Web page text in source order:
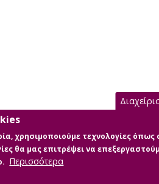
χρησιμοποιούμε τεχνολογίες
θα μας επιτρέψει να
Περισσότερα